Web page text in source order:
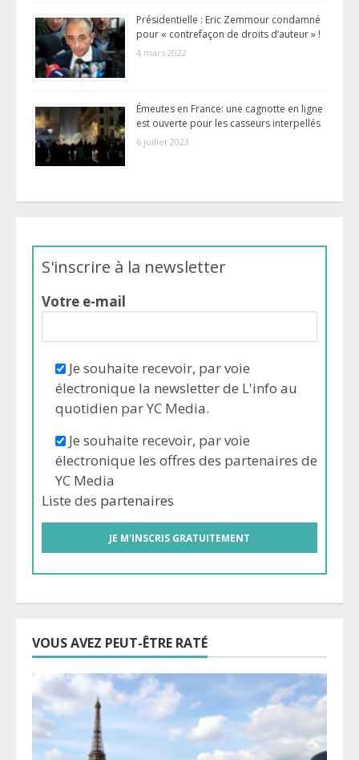
Présidentielle : Eric Zemmour condamné
pour « contrefaçon de droits d’auteur » !
4 mars 2022
Émeutes en France: une cagnotte en ligne
est ouverte pour les casseurs interpellés
6 juillet 2023
S'inscrire à la newsletter
Votre e-mail
Je souhaite recevoir, par voie
électronique la newsletter de L'info au
quotidien par YC Media.
Je souhaite recevoir, par voie
électronique les offres des partenaires de
YC Media
Liste des partenaires
VOUS AVEZ PEUT-ÊTRE RATÉ